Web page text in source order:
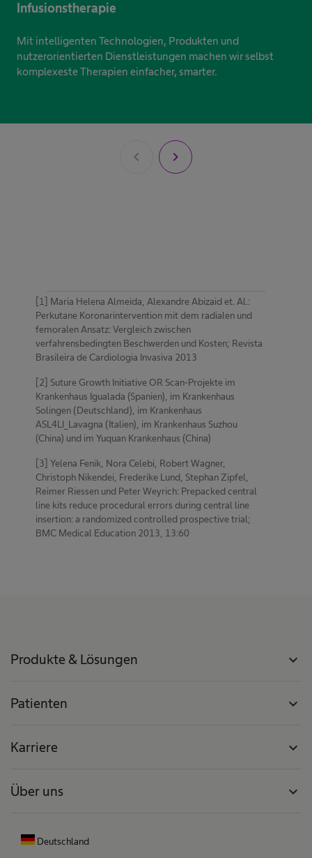
Infusionstherapie
Mit intelligenten Technologien, Produkten und
nutzerorientierten Dienstleistungen machen wir selbst
komplexeste Therapien einfacher, smarter.
chevron_left chevron_right
[1] Maria Helena Almeida, Alexandre Abizaid et. Al.:
Perkutane Koronarintervention mit dem radialen und
femoralen Ansatz: Vergleich zwischen
verfahrensbedingten Beschwerden und Kosten; Revista
Brasileira de Cardiologia Invasiva 2013
[2] Suture Growth Initiative OR Scan-Projekte im
Krankenhaus Igualada (Spanien), im Krankenhaus
Solingen (Deutschland), im Krankenhaus
ASL4LI_Lavagna (Italien), im Krankenhaus Suzhou
(China) und im Yuquan Krankenhaus (China)
[3] Yelena Fenik, Nora Celebi, Robert Wagner,
Christoph Nikendei, Frederike Lund, Stephan Zipfel,
Reimer Riessen und Peter Weyrich: Prepacked central
line kits reduce procedural errors during central line
insertion: a randomized controlled prospective trial;
BMC Medical Education 2013, 13:60
Produkte & Lösungen expand_more
Patienten expand_more
Karriere expand_more
Über uns expand_more
Deutschland